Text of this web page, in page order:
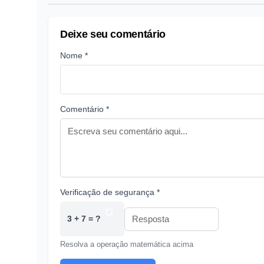
Deixe seu comentário
Nome *
Comentário *
Verificação de segurança *
3 + 7 = ?
Resolva a operação matemática acima